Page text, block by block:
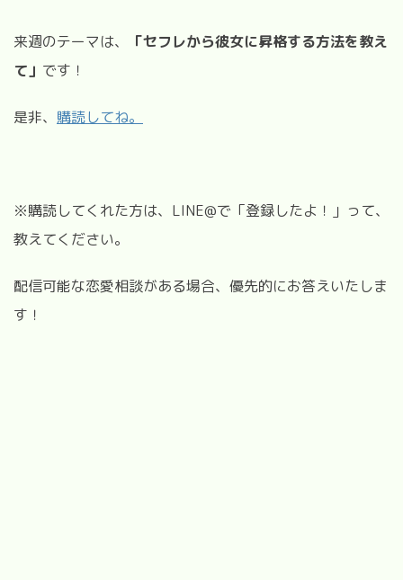
来週のテーマは、
「セフレから彼女に昇格する方法を教え
て」 です！
是非、 購読してね。
※購読してくれた方は、LINE@で「登録したよ！」って、
教えてください。
配信可能な恋愛相談がある場合、優先的にお答えいたしま
す！